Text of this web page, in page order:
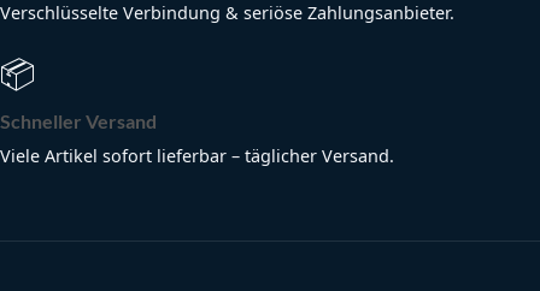
Verschlüsselte Verbindung & seriöse Zahlungsanbieter.
📦
Schneller Versand
Viele Artikel sofort lieferbar – täglicher Versand.